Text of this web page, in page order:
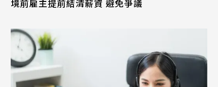
境前雇主提前結清薪資 避免爭議